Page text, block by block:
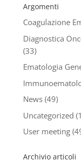
Argomenti
Coagulazione
Diagnostica
(33)
Ematologia
News(49)
Uncategorized
User meeting
Archivio articoli